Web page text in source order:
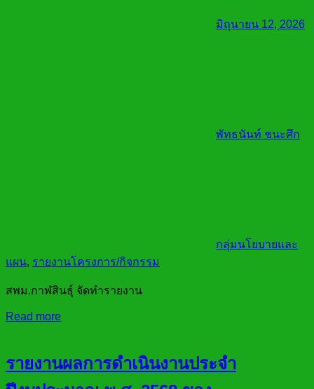
มิถุนายน 12, 2026
พัทธนันท์ ชนะศึก
กลุ่มนโยบายและ
แผน, รายงานโครงการ/กิจกรรม
สพม.กาฬสินธุ์ จัดทำรายงาน
Read more
รายงานผลการดำเนินงานประจำ